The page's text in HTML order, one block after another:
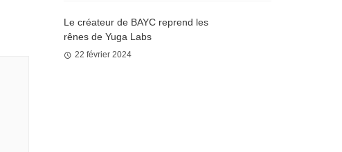
Le créateur de BAYC reprend les
rênes de Yuga Labs
22 février 2024